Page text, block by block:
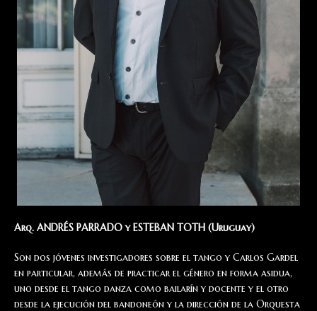
Arq. ANDRÉS PARRADO y ESTEBAN TOTH (Uruguay)
Son dos jóvenes investigadores sobre el tango y Carlos Gardel
en particular, además de practicar el género en forma asidua,
uno desde el tango danza como bailarín y docente y el otro
desde la ejecución del bandoneón y la dirección de la Orquesta